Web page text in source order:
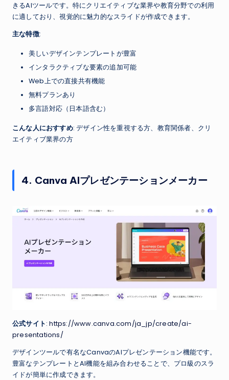
きるAIツールです。特にクリエイティブな業界や教育分野での利用
に適しており、視覚的に魅力的なスライドが作成できます。
主な特徴:
美しいデザインテンプレートが豊富
インタラクティブな要素の追加可能
Web上での直接共有機能
無料プランあり
多言語対応（日本語含む）
こんな人におすすめ: デザイン性を重視する方、教育関係者、クリ
エイティブ業界の方
4. Canva AIプレゼンテーションメーカー
公式サイト:https://www.canva.com/ja_jp/create/ai-
presentations/
デザインツールで有名なCanvaのAIプレゼンテーション機能です。
豊富なテンプレートとAI機能を組み合わせることで、プロ級のスラ
イドが簡単に作成できます。